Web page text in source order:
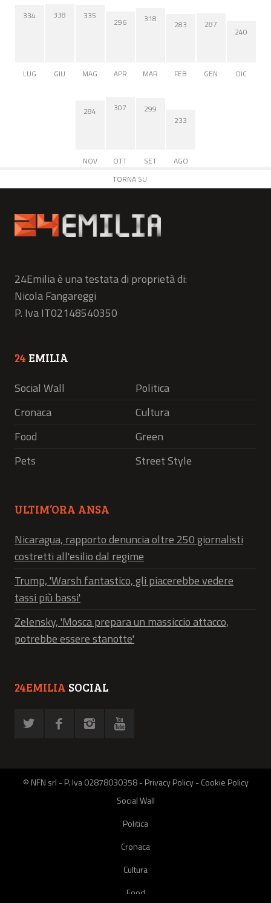
334
LUG
338
GIU
335
MAG
296
APR
318
MAR
283
FEB
287
GEN
240
DIC
284
NOV
307
OTT
299
SET
233
AGO
TORNA SU
24Emilia è una testata di proprietà di:
Nicola Fangareggi
P. Iva IT02148540350
24 EMILIA
Social Wall
Politica
Cronaca
Cultura
Food
Green
Pets
Street Style
ULTIM’ORA ANSA
Nicaragua, rapporto denuncia oltre 250 giornalisti
costretti all'esilio dal regime
Trump, 'Warsh fantastico, gli piacerebbe vedere
tassi più bassi'
Zelensky, 'Mosca prepara un massiccio attacco,
potrebbe essere stanotte'
24EMILIA SOCIAL
© NFN srl - P. Iva 02878030358 -Privacy Policy-Cookie Policy
Social Wall
Politica
Cronaca
Cultura
Food